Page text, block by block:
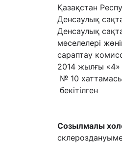
Қазақстан
Денсаулық
Денсаулық
мәселелері
сараптау
2014 жылғы «4»
№ 10
бекітілген
Созылмалы